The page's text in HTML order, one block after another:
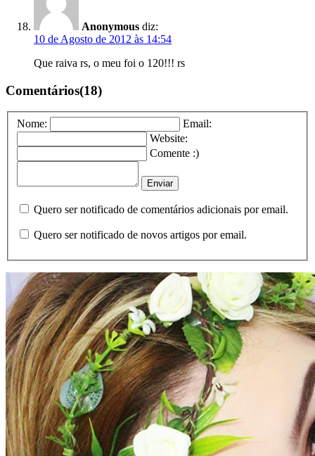
Anonymous diz:
10 de Agosto de 2012 às 14:54
Que raiva rs, o meu foi o 120!!! rs
Comentários(18)
Nome:
Email:
Website:
Comente :)
Quero ser notificado de comentários adicionais por email.
Quero ser notificado de novos artigos por email.